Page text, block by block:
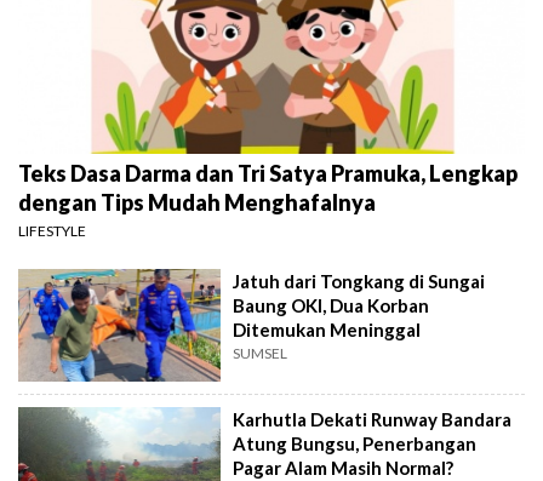
Teks Dasa Darma dan Tri Satya Pramuka, Lengkap
dengan Tips Mudah Menghafalnya
LIFESTYLE
Jatuh dari Tongkang di Sungai
Baung OKI, Dua Korban
Ditemukan Meninggal
SUMSEL
Karhutla Dekati Runway Bandara
Atung Bungsu, Penerbangan
Pagar Alam Masih Normal?